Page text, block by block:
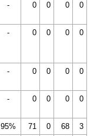
- 0 0 0 0
- 0 0 0 0
- 0 0 0 0
- 0 0 0 0
95% 71 0 68
3